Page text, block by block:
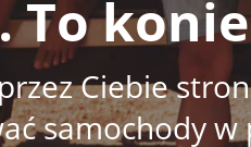
To
Ciebie
samochody